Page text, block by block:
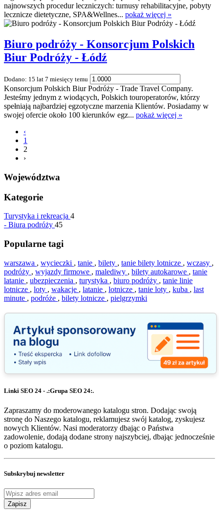
najnowszych procedur leczniczych: turnusy rehabilitacyjne, pobyty
lecznicze dietetyczne, SPA&Wellnes... pokaż więcej »
Biuro podróży - Konsorcjum Polskich
Biur Podróży - Łódź
Dodano: 15 lat 7 miesięcy temu
Konsorcjum Polskich Biur Podróży - Trade Travel Company.
Jesteśmy jednym z wiodących, Polskich touroperatorów, którzy
spełniają najbardziej egzotyczne marzenia Klientów. Posiadamy w
swojej ofercie około 100 kierunków egz... pokaż więcej »
‹
1
2
›
Województwa
Kategorie
Turystyka i rekreacja 4
- Biura podróży 45
Popularne tagi
warszawa , wycieczki , tanie , bilety , tanie bilety lotnicze , wczasy ,
podróży , wyjazdy firmowe , malediwy , bilety autokarowe , tanie
latanie , ubezpieczenia , turystyka , biuro podróży , tanie linie
lotnicze , loty , wakacje , latanie , lotnicze , tanie loty , kuba , last
minute , podróże , bilety lotnicze , pielgrzymki
Linki SEO 24 - .:Grupa SEO 24:.
Zapraszamy do moderowanego katalogu stron. Dodając swoją
stronę do Naszego katalogu, reklamujesz swój katalog, zyskujesz
nowych Klientów. Nasi moderatorzy dbając o Państwa
zadowolenie, dodają dodane strony najszybciej, dbając jednocześnie
o poziom katalogu.
Subskrybuj newsletter
Zapisz